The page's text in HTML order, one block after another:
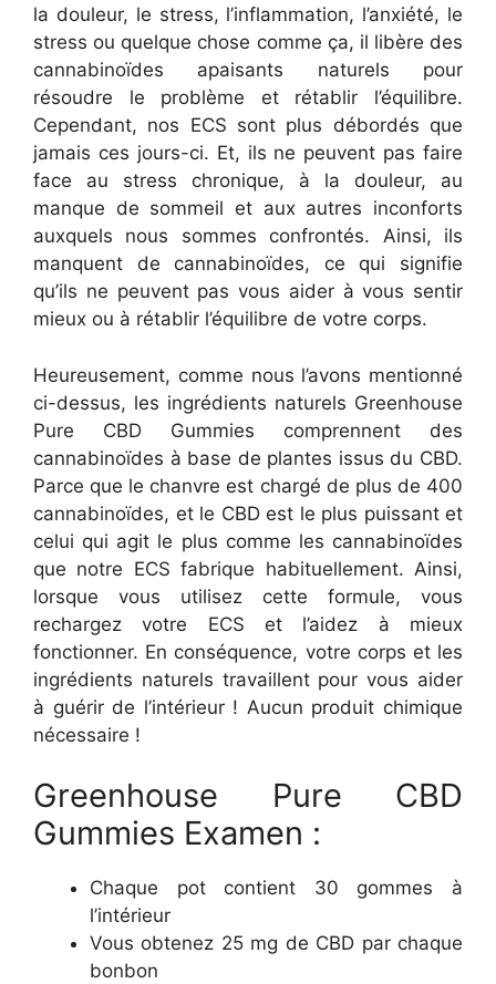
la douleur, le stress, l’inflammation, l’anxiété, le
stress ou quelque chose comme ça, il libère des
cannabinoïdes apaisants naturels pour
résoudre le problème et rétablir l’équilibre.
Cependant, nos ECS sont plus débordés que
jamais ces jours-ci. Et, ils ne peuvent pas faire
face au stress chronique, à la douleur, au
manque de sommeil et aux autres inconforts
auxquels nous sommes confrontés. Ainsi, ils
manquent de cannabinoïdes, ce qui signifie
qu’ils ne peuvent pas vous aider à vous sentir
mieux ou à rétablir l’équilibre de votre corps.
Heureusement, comme nous l’avons mentionné
ci-dessus, les ingrédients naturels Greenhouse
Pure CBD Gummies comprennent des
cannabinoïdes à base de plantes issus du CBD.
Parce que le chanvre est chargé de plus de 400
cannabinoïdes, et le CBD est le plus puissant et
celui qui agit le plus comme les cannabinoïdes
que notre ECS fabrique habituellement. Ainsi,
lorsque vous utilisez cette formule, vous
rechargez votre ECS et l’aidez à mieux
fonctionner. En conséquence, votre corps et les
ingrédients naturels travaillent pour vous aider
à guérir de l’intérieur ! Aucun produit chimique
nécessaire !
Greenhouse Pure CBD
Gummies Examen :
Chaque pot contient 30 gommes à
l’intérieur
Vous obtenez 25 mg de CBD par chaque
bonbon